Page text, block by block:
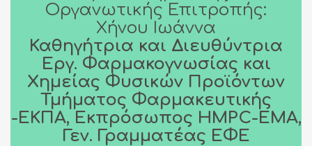
Οργανωτικής Επιτροπής:
Χήνου Ιωάννα
Καθηγήτρια και Διευθύντρια
Εργ. Φαρμακογνωσίας και
Χημείας Φυσικών Προϊόντων
Τμήματος Φαρμακευτικής
-ΕΚΠΑ, Εκπρόσωπος HMPC-EMA,
Γεν. Γραμματέας ΕΦΕ